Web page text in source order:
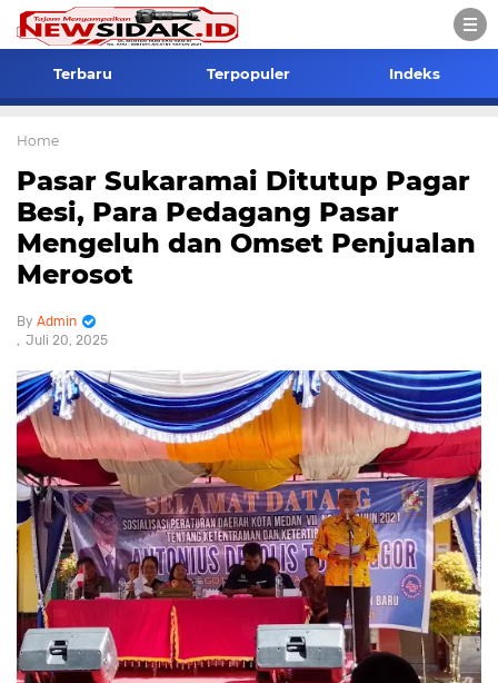
Terbaru Terpopuler Indeks
Home
Pasar Sukaramai Ditutup Pagar
Besi, Para Pedagang Pasar
Mengeluh dan Omset Penjualan
Merosot
Admin
Juli 20, 2025